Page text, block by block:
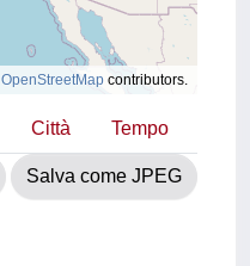
OpenStreetMap contributors.
Città Tempo
Salva come JPEG